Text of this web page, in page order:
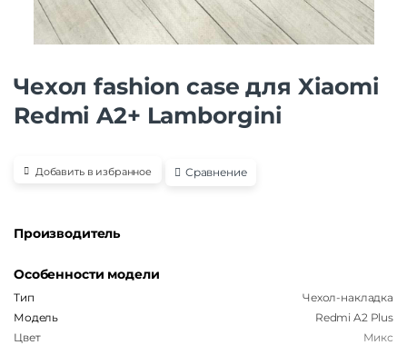
Чехол fashion case для Xiaomi
Redmi A2+ Lamborgini
Добавить в избранное Сравнение
Производитель
Особенности модели
Тип
Чехол-накладка
Модель
Redmi A2 Plus
Цвет
Микс